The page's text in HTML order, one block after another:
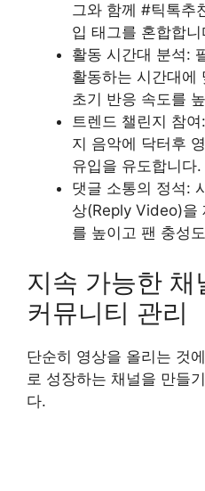
그와 함께 #틱톡추
입 태그를 혼합합니
활동 시간대 분석:
활동하는 시간대에
초기 반응 속도를
트렌드 챌린지 참
지 음악에 닥터후
유입을 유도합니다.
댓글 소통의 정석:
상(Reply Video)을
를 높이고 팬 충성
지속 가능한
커뮤니티 관리
단순히 영상을 올리는 것
로 성장하는 채널을 만들
다.